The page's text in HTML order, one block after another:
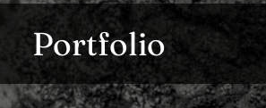
Portfolio